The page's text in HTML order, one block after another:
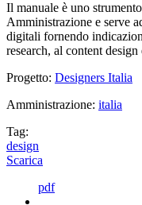
Il manuale è uno
Amministrazione e serve
digitali fornendo
research, al content
Progetto: Designers Italia
Amministrazione: italia
Tag:
design
Scarica
pdf